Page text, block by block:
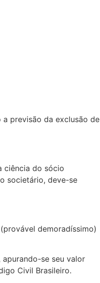
previsão da exclusão de
ciência do sócio
societário, deve-se
demoradíssimo)
se seu valor
Civil Brasileiro.